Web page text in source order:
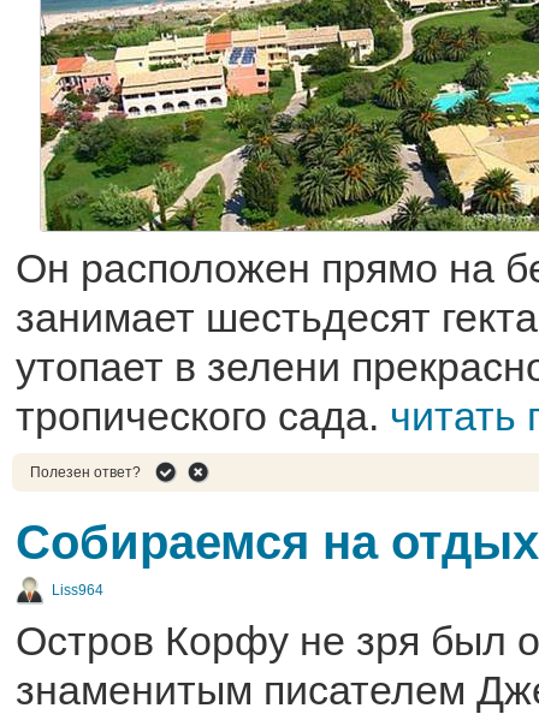
Он расположен прямо на
занимает шестьдесят
утопает в зелени
тропического сада. читать
Полезен ответ?
Собираемся на
Liss964
Остров Корфу не зря был
знаменитым писателем